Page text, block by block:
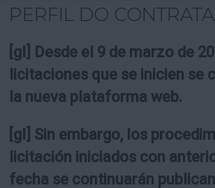
UTILIDADES
PERFIL DO
[gl] Desde el 9 de marzo de
licitaciones que se inicien se
la nueva plataforma web.
[gl] Sin embargo, los
licitación iniciados con
fecha se continuarán